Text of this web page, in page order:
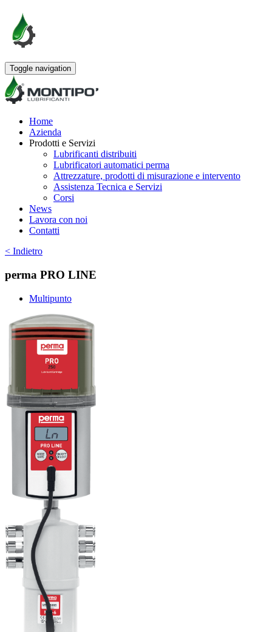
Toggle navigation
Home
Azienda
Prodotti e Servizi
Lubrificanti distribuiti
Lubrificatori automatici perma
Attrezzature, prodotti di misurazione e intervento
Assistenza Tecnica e Servizi
Corsi
News
Lavora con noi
Contatti
< Indietro
perma PRO LINE
Multipunto